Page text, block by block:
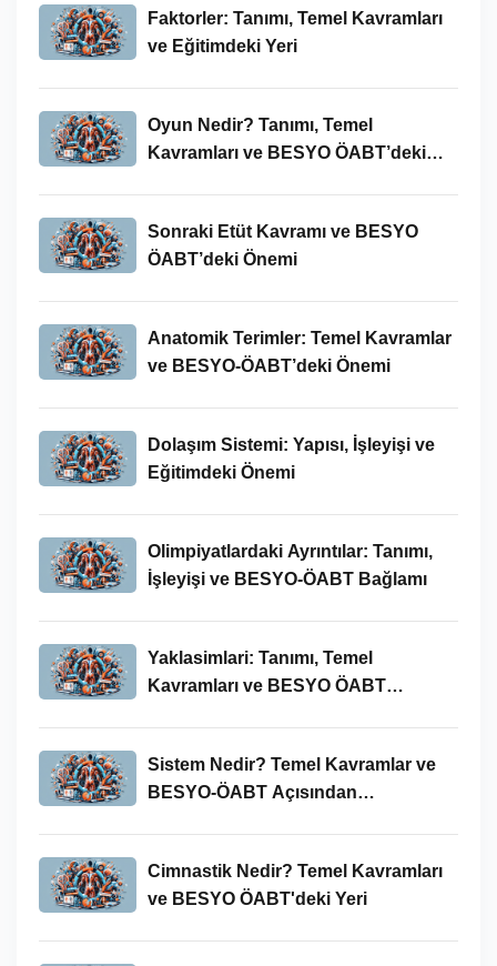
Faktorler: Tanımı, Temel Kavramları
ve Eğitimdeki Yeri
Oyun Nedir? Tanımı, Temel
Kavramları ve BESYO ÖABT’deki
Sonraki Etüt Kavramı ve BESYO
ÖABT’deki Önemi
Anatomik Terimler: Temel Kavramlar
ve BESYO-ÖABT’deki Önemi
Dolaşım Sistemi: Yapısı, İşleyişi ve
Eğitimdeki Önemi
Olimpiyatlardaki Ayrıntılar: Tanımı,
İşleyişi ve BESYO-ÖABT Bağlamı
Yaklasimlari: Tanımı, Temel
Kavramları ve BESYO ÖABT
Sistem Nedir? Temel Kavramlar ve
BESYO-ÖABT Açısından
Cimnastik Nedir? Temel Kavramları
ve BESYO ÖABT'deki Yeri